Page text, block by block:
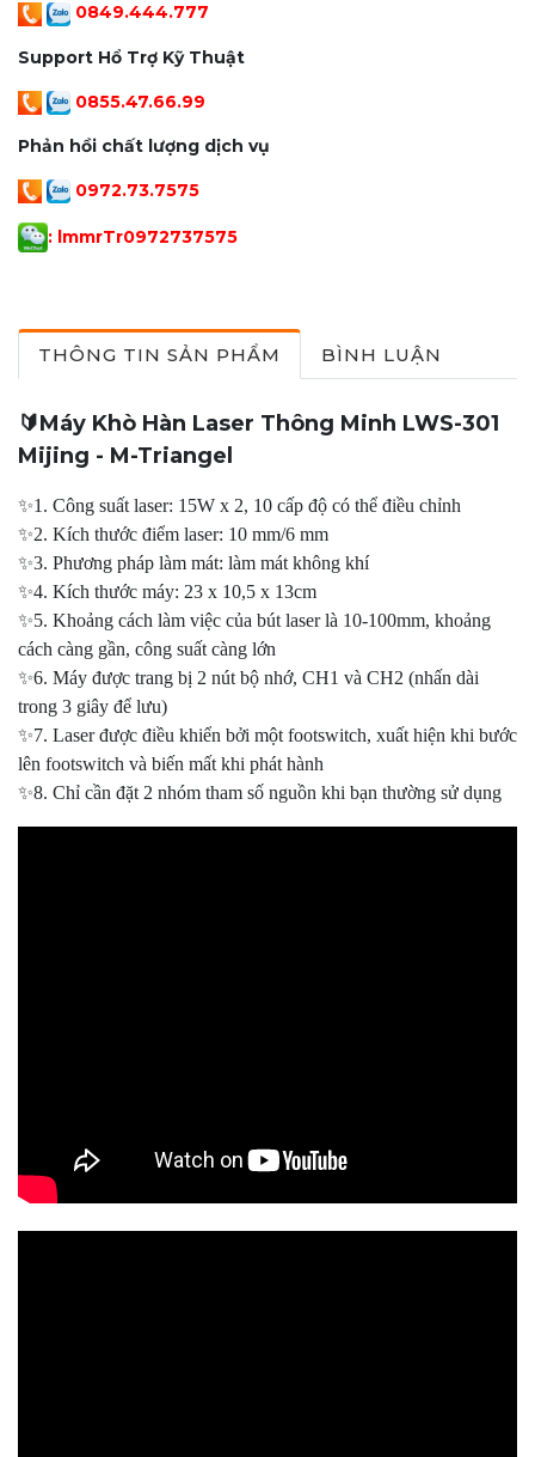
0849.444.777
Support Hổ Trợ Kỹ Thuật
0855.47.66.99
Phản hồi chất lượng dịch vụ
0972.73.7575
: lmmrTr0972737575
THÔNG TIN SẢN PHẨM BÌNH LUẬN
🔰Máy Khò Hàn Laser Thông Minh LWS-301
Mijing - M-Triangel
✨1. Công suất laser: 15W x 2, 10 cấp độ có thể điều chỉnh
✨2. Kích thước điểm laser: 10 mm/6 mm
✨3. Phương pháp làm mát: làm mát không khí
✨4. Kích thước máy: 23 x 10,5 x 13cm
✨5. Khoảng cách làm việc của bút laser là 10-100mm, khoảng
cách càng gần, công suất càng lớn
✨6. Máy được trang bị 2 nút bộ nhớ, CH1 và CH2 (nhấn dài
trong 3 giây để lưu)
✨7. Laser được điều khiển bởi một footswitch, xuất hiện khi bước
lên footswitch và biến mất khi phát hành
✨8. Chỉ cần đặt 2 nhóm tham số nguồn khi bạn thường sử dụng